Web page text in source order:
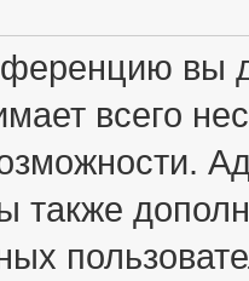
вы
всего
также